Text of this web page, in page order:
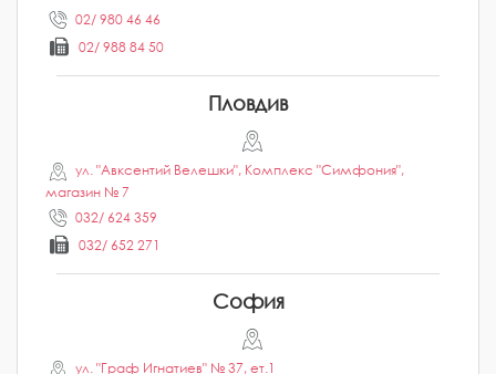
02/ 980 46 46
02/ 988 84 50
Пловдив
ул. "Авксентий Велешки", Комплекс "Симфония",
магазин № 7
032/ 624 359
032/ 652 271
София
ул. "Граф Игнатиев" № 37, ет.1